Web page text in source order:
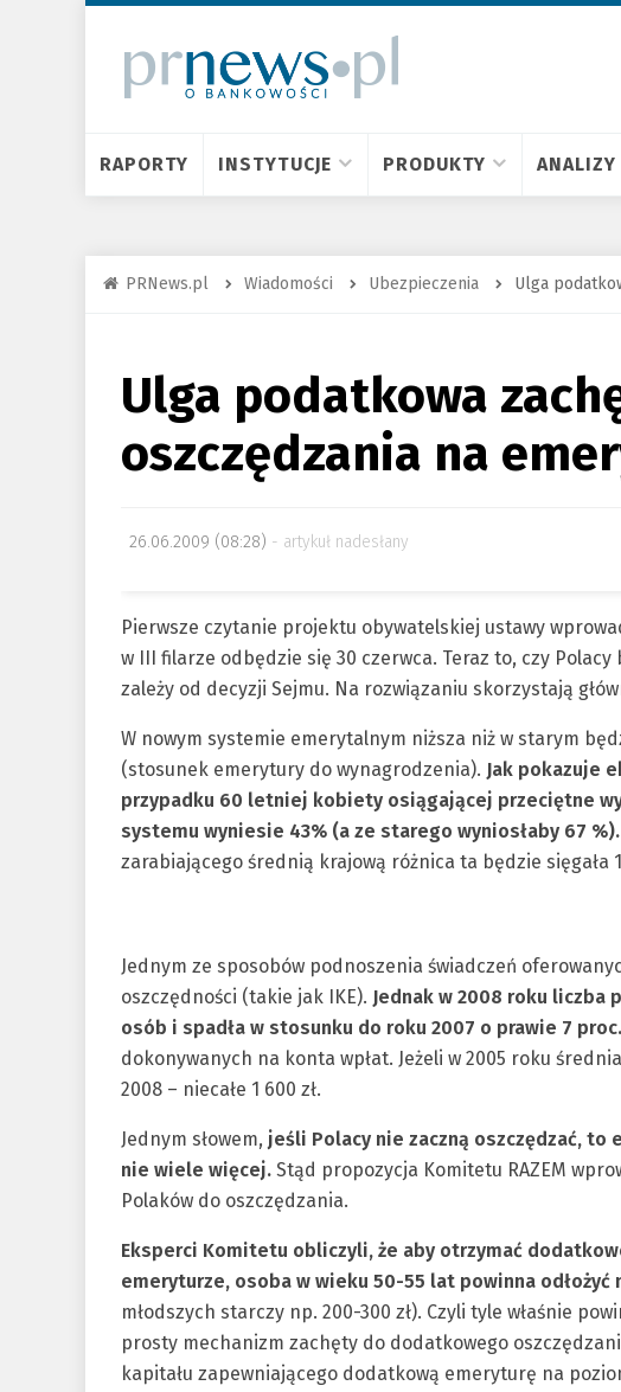
RAPORTY INSTYTUCJE PRODUKTY ANALIZY
PRNews.pl Wiadomości Ubezpieczenia Ulga
Ulga podatkowa
oszczędzania na
26.06.2009 (08:28) artykuł nadesłany
Pierwsze czytanie projektu obywatelskiej ustawy
w III filarze odbędzie się 30 czerwca. Teraz to, czy
zależy od decyzji Sejmu. Na rozwiązaniu skorzystają
W nowym systemie emerytalnym niższa niż w starym
(stosunek emerytury do wynagrodzenia). Jak pokazuje
przypadku 60 letniej kobiety osiągającej przeciętne
systemu wyniesie 43% (a ze starego wyniosłaby 67 %).
zarabiającego średnią krajową różnica ta będzie sięgała
Jednym ze sposobów podnoszenia świadczeń
oszczędności (takie jak IKE). Jednak w 2008 roku liczba
osób i spadła w stosunku do roku 2007 o prawie 7 proc.
dokonywanych na konta wpłat. Jeżeli w 2005 roku
2008 – niecałe 1 600 zł.
Jednym słowem, jeśli Polacy nie zaczną oszczędzać, to
nie wiele więcej. Stąd propozycja Komitetu RAZEM
Polaków do oszczędzania.
Eksperci Komitetu obliczyli, że aby otrzymać
emeryturze, osoba w wieku 50-55 lat powinna odłożyć
młodszych starczy np. 200-300 zł). Czyli tyle właśnie
prosty mechanizm zachęty do dodatkowego
kapitału zapewniającego dodatkową emeryturę na